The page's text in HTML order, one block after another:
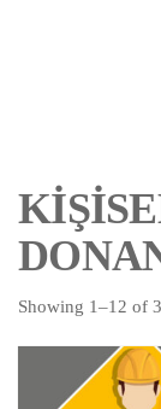
Showing 1–12 of